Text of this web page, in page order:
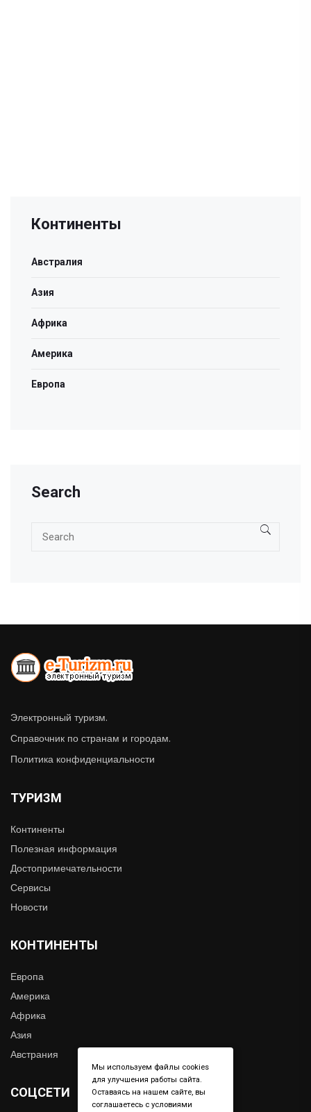
Континенты
Австралия
Азия
Африка
Америка
Европа
Search
Электронный туризм.
Справочник по странам и городам.
Политика конфиденциальности
ТУРИЗМ
Континенты
Полезная информация
Достопримечательности
Сервисы
Новости
КОНТИНЕНТЫ
Европа
Америка
Африка
Азия
Австрания
СОЦСЕТИ
Мы используем файлы cookies
для улучшения работы сайта.
Оставаясь на нашем сайте, вы
соглашаетесь с условиями